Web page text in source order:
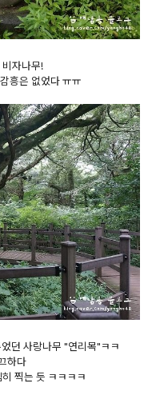
자나무!
흥은 없었다 ㅠㅠ
던 사랑나무 "연리목"ㅋㅋ
하다
찍는 듯 ㅋㅋㅋㅋ